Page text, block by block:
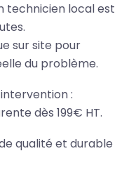
technicien local est
sur site pour
du problème.
:
dès 199€ HT.
qualité et durable